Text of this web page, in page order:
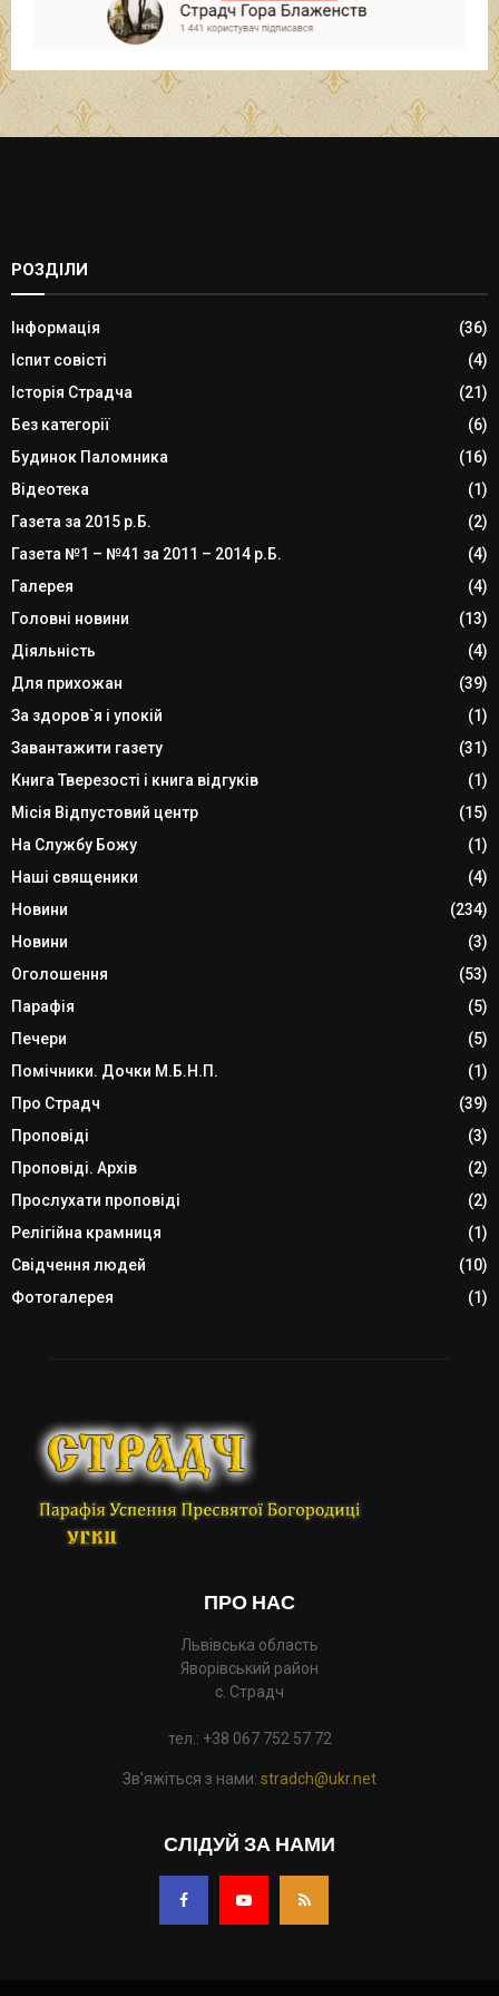
РОЗДІЛИ
Інформація
(36)
Іспит совісті
(4)
Історія Страдча
(21)
Без категорії
(6)
Будинок Паломника
(16)
Відеотека
(1)
Газета за 2015 р.Б.
(2)
Газета №1 – №41 за 2011 – 2014 р.Б.
(4)
Галерея
(4)
Головні новини
(13)
Діяльність
(4)
Для прихожан
(39)
За здоров`я і упокій
(1)
Завантажити газету
(31)
Книга Тверезості і книга відгуків
(1)
Місія Відпустовий центр
(15)
На Службу Божу
(1)
Наші священики
(4)
Новини
(234)
Новини
(3)
Оголошення
(53)
Парафія
(5)
Печери
(5)
Помічники. Дочки М.Б.Н.П.
(1)
Про Страдч
(39)
Проповіді
(3)
Проповіді. Архів
(2)
Прослухати проповіді
(2)
Релігійна крамниця
(1)
Свідчення людей
(10)
Фотогалерея
(1)
ПРО НАС
Львівська область
Яворівський район
с. Страдч
тел.: +38 067 752 57 72
Зв'яжіться з нами: stradch@ukr.net
СЛІДУЙ ЗА НАМИ